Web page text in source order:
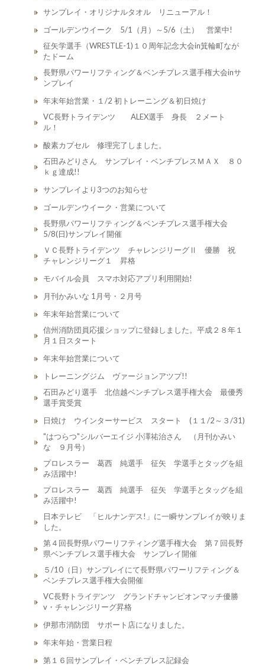
サンプレイ・オリジナルタオル リニューアル！
ゴールデンウイーク 5/1（月）～5/6（土） 営業中!
征矢学選手（WRESTLE-1)１０周年記念大会in箕輪町なが
たドーム
長野県パワーリフティング＆ベンチプレス選手権大会inサ
ンプレイ
年末年始営業・１/2 初トレーニング＆初日焼け
VC長野トライデンツ ALEX選手 身長 ２メート
ル！
酸素カプセル 修理完了しました。
石田みどりさん サンプレイ・ベンチプレスＭＡＸ ８０
ｋｇ達成!!
サンプレイより3つのお知らせ
ゴールデンウイーク・営業について
長野県パワーリフティング＆ベンチプレス選手権大会
5/8(日)サンプレイ開催
ＶＣ長野トライデンツ チャレンジリーグⅡ 優勝 祝
チャレンジリーグ１ 昇格
モバイル会員 スマホ対応アプリ利用開始!
月刊かみいな 1月号・２月号
年末年始営業について
信州消防団員応援ショップに登録しました。平成２８年１
月１日スタート
年末年始営業について
トレーニングジム ヴァージョンアツプ!!
石田みどり選手 北信越ベンチプレス選手権大会 最優秀
選手賞受賞
日焼け ウインターサービス スタート (１１/2～３/31)
"はつらつ"シルバーエイジ 小澤祐治さん （月刊かみい
な ９月号）
プロレスラー 葛西 純選手 征矢 学選手とタッグを組
み活躍中!
プロレスラー 葛西 純選手 征矢 学選手とタッグを組
み活躍中!
日本テレビ 「ヒルナンデス!」に一瞬サンプレイが映りま
した。
第４回長野県パワーリフティング選手権大会 第７回長野
県ベンチプレス選手権大会 サンプレイ開催
５/10（日）サンプレイにて長野県パワーリフティング＆
ベンチプレス選手権大会開催
VC長野トライデンツ グランドチャンピオンマッチ優勝
v・チャレンジリーグ昇格
伊那市消防団 サポート店になりました。
年末年始・営業日程
第１６回サンプレイ・ベンチプレス記録会